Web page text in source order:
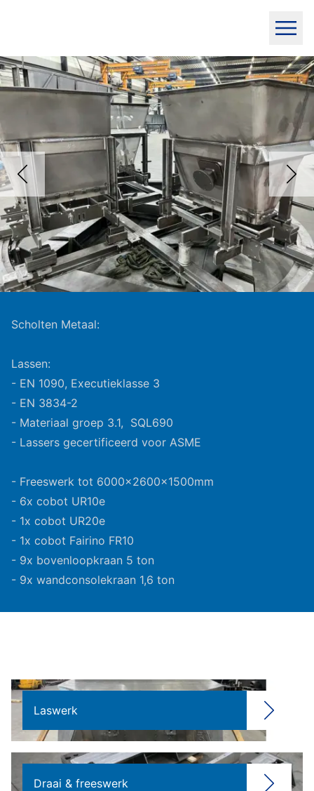
Scholten Metaal:
Lassen:
- EN 1090, Executieklasse 3
- EN 3834-2
- Materiaal groep 3.1, SQL690
- Lassers gecertificeerd voor ASME
- Freeswerk tot 6000x2600x1500mm
- 6x cobot UR10e
- 1x cobot UR20e
- 1x cobot Fairino FR10
- 9x bovenloopkraan 5 ton
- 9x wandconsolekraan 1,6 ton
Laswerk
Draai & freeswerk